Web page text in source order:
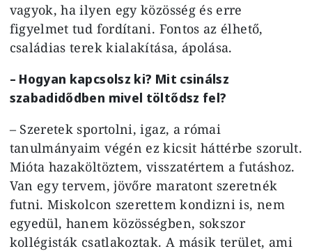
vagyok, ha ilyen egy közösség és erre
figyelmet tud fordítani. Fontos az élhető,
családias terek kialakítása, ápolása.
– Hogyan kapcsolsz ki? Mit csinálsz
szabadidődben mivel töltődsz fel?
– Szeretek sportolni, igaz, a római
tanulmányaim végén ez kicsit háttérbe szorult.
Mióta hazaköltöztem, visszatértem a futáshoz.
Van egy tervem, jövőre maratont szeretnék
futni. Miskolcon szerettem kondizni is, nem
egyedül, hanem közösségben, sokszor
kollégisták csatlakoztak. A másik terület, ami